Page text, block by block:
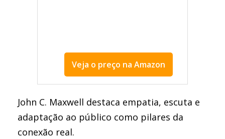
Veja o preço na Amazon
John C. Maxwell destaca empatia, escuta e
adaptação ao público como pilares da
conexão real.